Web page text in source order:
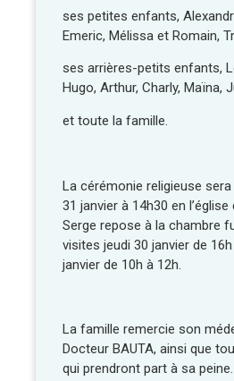
ses petites enfants,
Emeric, Mélissa et Romain,
ses arrières-petits enfants,
Hugo, Arthur, Charly, Maïna,
et toute la famille.
La cérémonie religieuse
31 janvier à 14h30 en
Serge repose à la chambre
visites jeudi 30 janvier de
janvier de 10h à 12h.
La famille remercie son
Docteur BAUTA, ainsi que
qui prendront part à sa peine.